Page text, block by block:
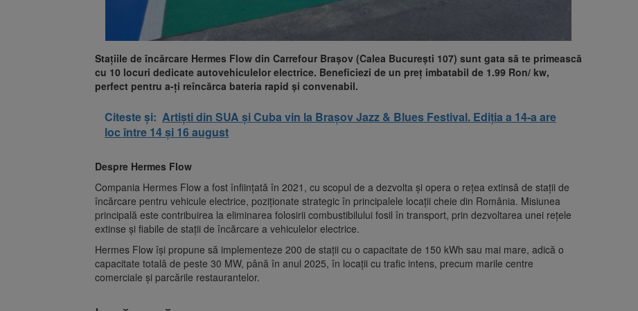
Stațiile de încărcare Hermes Flow din Carrefour Brașov (Calea București 107) sunt gata să te primească
cu 10 locuri dedicate autovehiculelor electrice. Beneficiezi de un preț imbatabil de 1.99 Ron/ kw,
perfect pentru a-ți reîncărca bateria rapid și convenabil.
Citeste și: Artiști din SUA și Cuba vin la Brașov Jazz & Blues Festival. Ediția a 14-a are
loc între 14 și 16 august
Despre Hermes Flow
Compania Hermes Flow a fost înființată în 2021, cu scopul de a dezvolta și opera o rețea extinsă de stații de
încărcare pentru vehicule electrice, poziționate strategic în principalele locații cheie din România. Misiunea
principală este contribuirea la eliminarea folosirii combustibilului fosil în transport, prin dezvoltarea unei rețele
extinse și fiabile de stații de încărcare a vehiculelor electrice.
Hermes Flow își propune să implementeze 200 de stații cu o capacitate de 150 kWh sau mai mare, adică o
capacitate totală de peste 30 MW, până în anul 2025, în locații cu trafic intens, precum marile centre
comerciale și parcările restaurantelor.